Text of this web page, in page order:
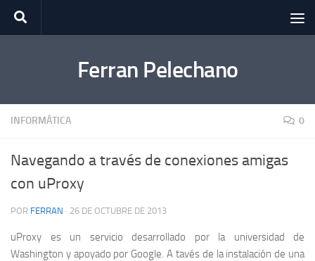
Saltar al contenido
Ferran Pelechano
INFORMÁTICA 0
Navegando a través de conexiones amigas
con uProxy
POR FERRAN · 26 DE OCTUBRE DE 2013
uProxy es un servicio desarrollado por la universidad de
Washington y apoyado por Google. A tavés de la instalación de una